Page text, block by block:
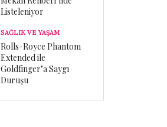
Listeleniyor
SAĞLIK VE YAŞAM
Rolls-Royce Phantom
Extended ile
Goldfinger’a Saygı
Duruşu